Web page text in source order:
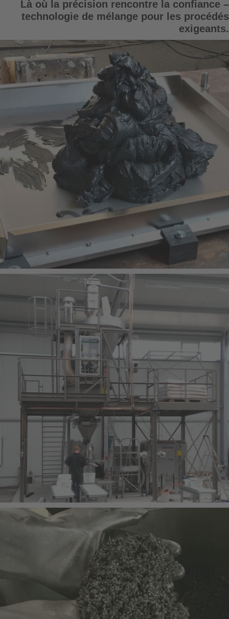
Là où la précision rencontre la confiance –
technologie de mélange pour les procédés
exigeants.